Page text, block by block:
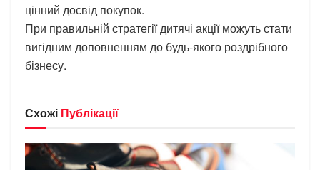
цінний досвід покупок.
При правильній стратегії дитячі акції можуть стати
вигідним доповненням до будь-якого роздрібного
бізнесу.
Схожі Публікації